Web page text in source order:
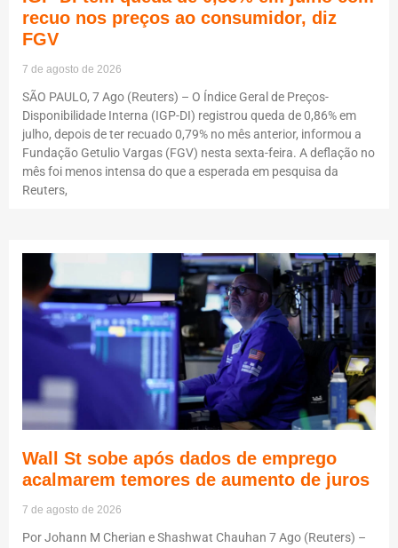
recuo nos preços ao consumidor, diz
FGV
7 de agosto de 2026
SÃO PAULO, 7 Ago (Reuters) – O Índice Geral de Preços-
Disponibilidade Interna (IGP-DI) registrou queda de 0,86% em
julho, depois de ter recuado 0,79% no mês anterior, informou a
Fundação Getulio Vargas (FGV) nesta sexta-feira. A deflação no
mês foi menos intensa do que a esperada em pesquisa da
Reuters,
Wall St sobe após dados de emprego
acalmarem temores de aumento de juros
7 de agosto de 2026
Por Johann M Cherian e Shashwat Chauhan 7 Ago (Reuters) –